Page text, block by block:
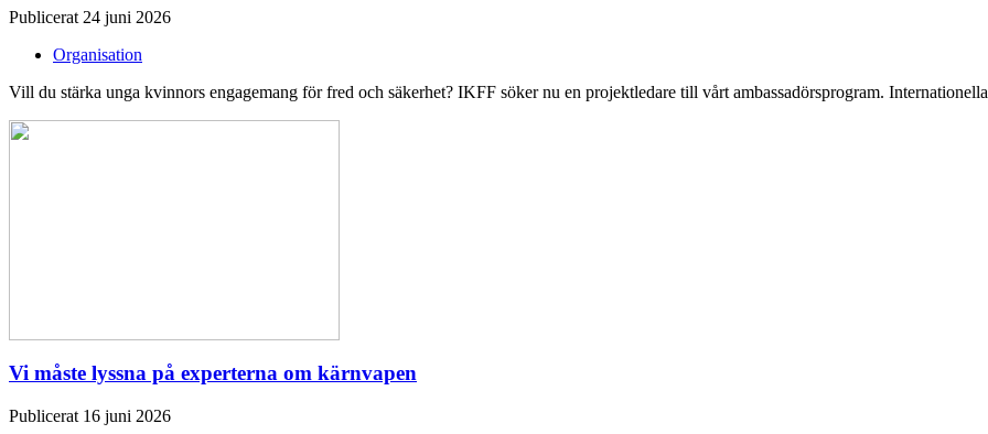
Publicerat 24 juni 2026
Organisation
Vill du stärka unga kvinnors engagemang för fred och säkerhet? IKFF söker nu en projektledare till vårt ambassadörsprogram.
Vi måste lyssna på experterna om kärnvapen
Publicerat 16 juni 2026